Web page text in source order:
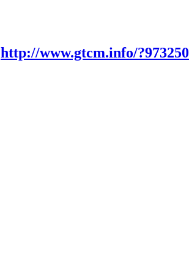
http://www.gtcm.info/?973250